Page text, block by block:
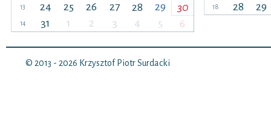
13 24 25 26 27 28 29 30
14 31 1 2 3 4 5 6
18 28 29
© 2013 - 2026 Krzysztof Piotr Surdacki